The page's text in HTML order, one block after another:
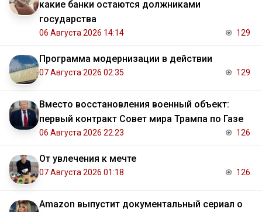
какие банки остаются должниками
государства
06 Августа 2026 14:14 129
Программа модернизации в действии
07 Августа 2026 02:35 129
Вместо восстановления военный объект:
первый контракт Совет мира Трампа по Газе
06 Августа 2026 22:23 126
От увлечения к мечте
07 Августа 2026 01:18 126
Amazon выпустит документальный сериал о